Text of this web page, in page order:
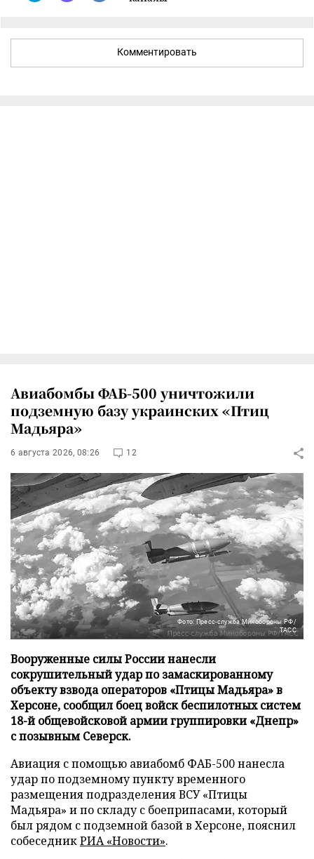
Комментировать
Авиабомбы ФАБ-500 уничтожили
подземную базу украинских «Птиц
Мадьяра»
6 августа 2026, 08:26 12
Фото: Пресс-служба Минобороны РФ/
ТАСС
Вооруженные силы России нанесли
сокрушительный удар по замаскированному
объекту взвода операторов «Птицы Мадьяра» в
Херсоне, сообщил боец войск беспилотных систем
18-й общевойсковой армии группировки «Днепр»
с позывным Северск.
Авиация с помощью авиабомб ФАБ-500 нанесла
удар по подземному пункту временного
размещения подразделения ВСУ «Птицы
Мадьяра» и по складу с боеприпасами, который
был рядом с подземной базой в Херсоне, пояснил
собеседникРИА «Новости».